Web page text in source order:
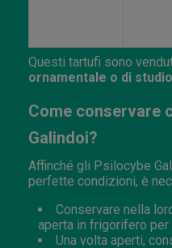
Questi tartufi sono
ornamentale o di
Come conservare
Galindoi?
Affinché gli Psilocybe
perfette condizioni, è
Conservare nella
aperta in frigorifero per
Una volta aperti,